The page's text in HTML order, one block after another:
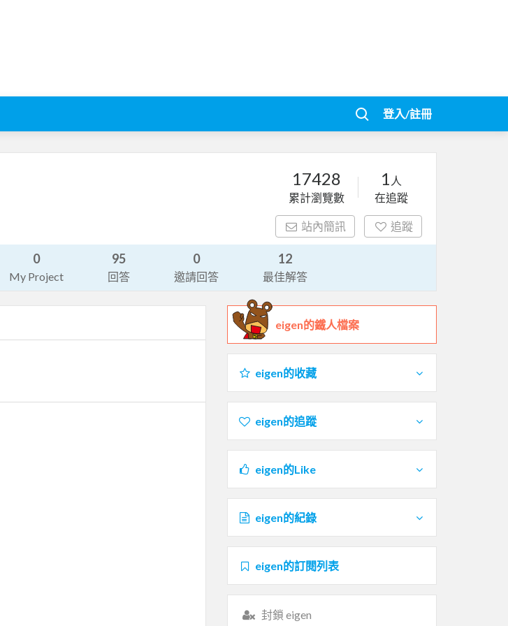
登入/註冊
17428
累計瀏覽數
1 人
在追蹤
站內簡訊 追蹤
0
My Project
95
回答
0
邀請回答
12
最佳解答
eigen的鐵人檔案
eigen的收藏
eigen的追蹤
eigen的Like
eigen的紀錄
eigen的訂閱列表
封鎖 eigen